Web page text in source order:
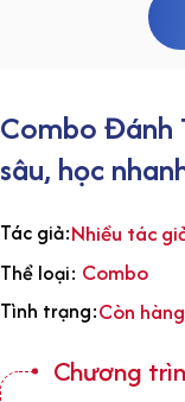
Combo Đánh
sâu, học
Tác giả:Nhiều tác
Thể loại: Combo
Tình trạng:Còn hàng
Chương